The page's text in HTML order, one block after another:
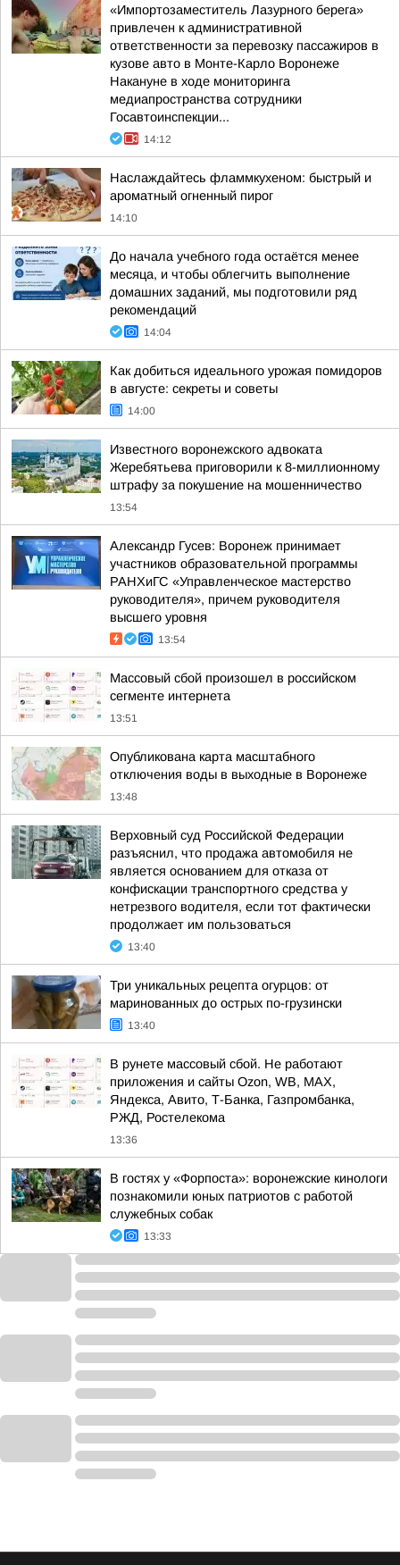
«Импортозаместитель Лазурного берега»
привлечен к административной
ответственности за перевозку пассажиров в
кузове авто в Монте-Карло Воронеже
Накануне в ходе мониторинга
медиапространства сотрудники
Госавтоинспекции...
14:12
Наслаждайтесь фламмкухеном: быстрый и
ароматный огненный пирог
14:10
До начала учебного года остаётся менее
месяца, и чтобы облегчить выполнение
домашних заданий, мы подготовили ряд
рекомендаций
14:04
Как добиться идеального урожая помидоров
в августе: секреты и советы
14:00
Известного воронежского адвоката
Жеребятьева приговорили к 8-миллионному
штрафу за покушение на мошенничество
13:54
Александр Гусев: Воронеж принимает
участников образовательной программы
РАНХиГС «Управленческое мастерство
руководителя», причем руководителя
высшего уровня
13:54
Массовый сбой произошел в российском
сегменте интернета
13:51
Опубликована карта масштабного
отключения воды в выходные в Воронеже
13:48
Верховный суд Российской Федерации
разъяснил, что продажа автомобиля не
является основанием для отказа от
конфискации транспортного средства у
нетрезвого водителя, если тот фактически
продолжает им пользоваться
13:40
Три уникальных рецепта огурцов: от
маринованных до острых по-грузински
13:40
В рунете массовый сбой. Не работают
приложения и сайты Ozon, WB, MAX,
Яндекса, Авито, Т-Банка, Газпромбанка,
РЖД, Ростелекома
13:36
В гостях у «Форпоста»: воронежские кинологи
познакомили юных патриотов с работой
служебных собак
13:33